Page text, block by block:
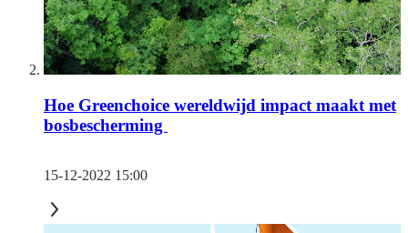
Hoe Greenchoice wereldwijd impact maakt met
bosbescherming
15-12-2022 15:00